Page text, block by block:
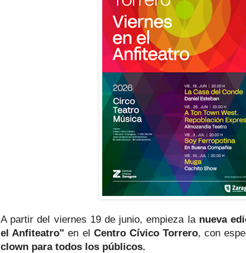
A partir del viernes 19 de junio, empieza la nueva
el Anfiteatro" en el Centro Cívico Torrero, con
clown para todos los públicos.